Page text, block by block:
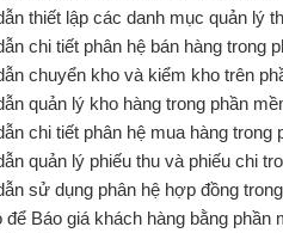
thiết lập các danh mục quản lý
chi tiết phân hệ bán hàng trong
chuyển kho và kiểm kho trên
quản lý kho hàng trong phần
chi tiết phân hệ mua hàng trong
quản lý phiếu thu và phiếu chi
sử dụng phân hệ hợp đồng
để Báo giá khách hàng bằng phần